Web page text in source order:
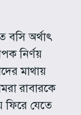
বসি অর্থাৎ
নির্ণয়
মাথায়
রাবারকে
ফিরে যেতে